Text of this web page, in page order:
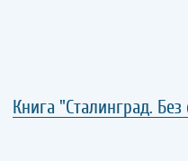
Книга "Сталинград.